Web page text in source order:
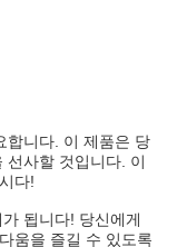
합니다. 이 제품은 당
선사할 것입니다. 이
다!
됩니다! 당신에게
움을 즐길 수 있도록